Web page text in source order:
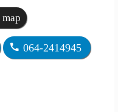
064-2414945